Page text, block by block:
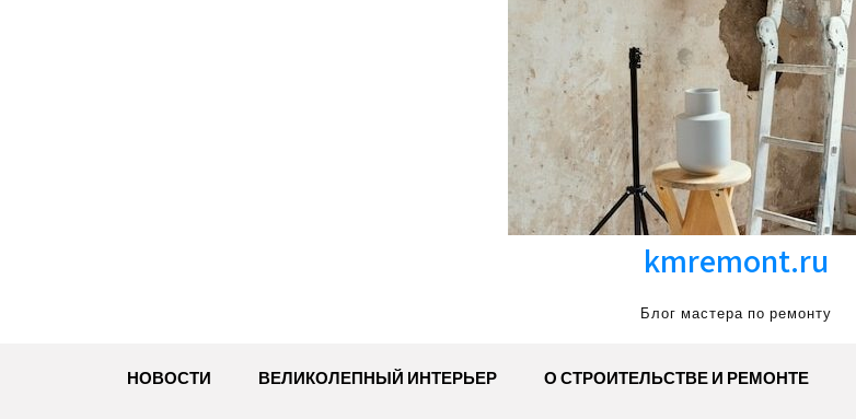
kmremont.ru
Блог мастера по ремонту
НОВОСТИ ВЕЛИКОЛЕПНЫЙ ИНТЕРЬЕР О СТРОИТЕЛЬСТВЕ И РЕМОНТЕ